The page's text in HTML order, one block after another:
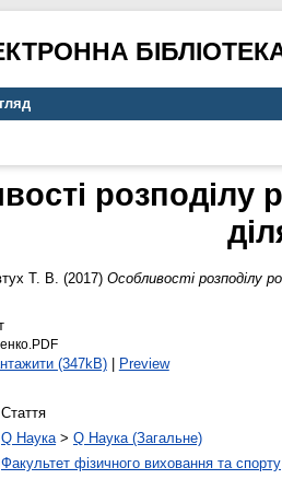
розподілу
Т. В. (2017) Особливості розподілу
(347kB)| Preview
Стаття
Q Наука> Q Наука (Загальне)
Факультет фізичного виховання та спорту